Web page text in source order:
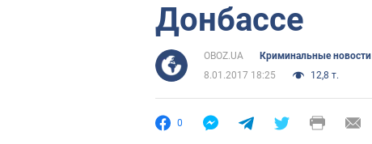
Донбассе
OBOZ.UA
Криминальные новости
8.01.2017 18:25
12,8 т.
0